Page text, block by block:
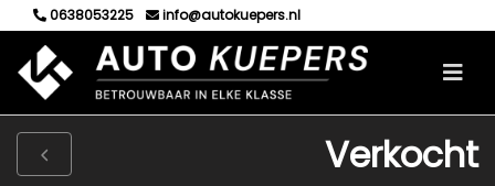
0638053225 info@autokuepers.nl
Verkocht